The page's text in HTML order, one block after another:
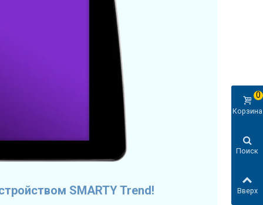
SMARTY Trend!
Корзина
0
Поиск
Вверх